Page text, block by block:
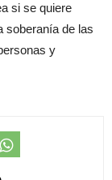
si se quiere
soberanía de las
y